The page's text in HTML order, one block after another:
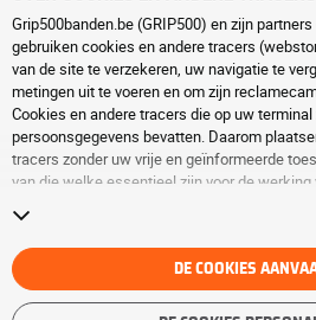
Grip500banden.be (GRIP500) en zijn
gebruiken cookies en andere tracers
van de site te verzekeren, uw navigatie te
metingen uit te voeren en om zijn
Cookies en andere tracers die op uw
persoonsgegevens bevatten. Daarom
tracers zonder uw vrije en geïnformeerde
van die welke essentieel zijn voor de
naar de pagina over
om verder te surfen zonder het deponeren
aanvaarden. Weigering verhindert de toegang
Voor meer informatie,bezoek de cookies en
DE COOKIES